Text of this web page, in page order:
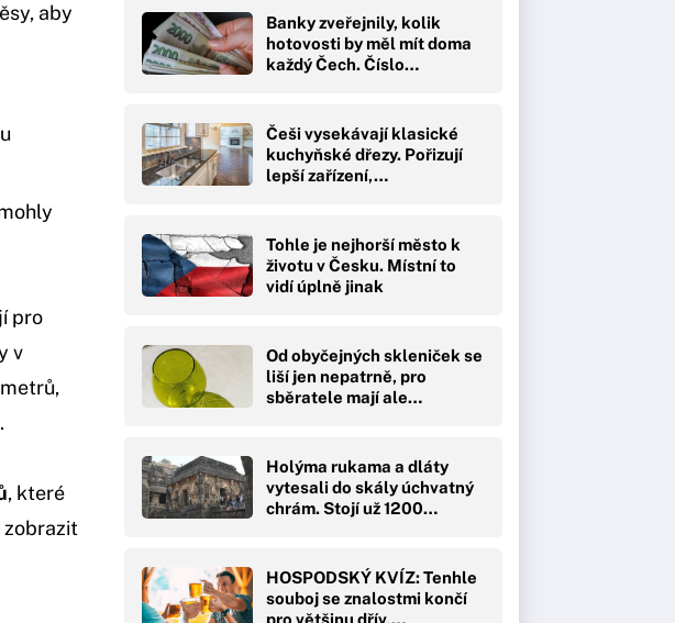
aby
pro
v
, které
zobrazit
Banky zveřejnily, kolik
hotovosti by měl mít doma
každý Čech. Číslo…
Češi vysekávají klasické
kuchyňské dřezy. Pořizují
lepší zařízení,…
Tohle je nejhorší město k
životu v Česku. Místní to
vidí úplně jinak
Od obyčejných skleniček se
liší jen nepatrně, pro
sběratele mají ale…
Holýma rukama a dláty
vytesali do skály úchvatný
chrám. Stojí už 1200…
HOSPODSKÝ KVÍZ: Tenhle
souboj se znalostmi končí
pro většinu dřív,…